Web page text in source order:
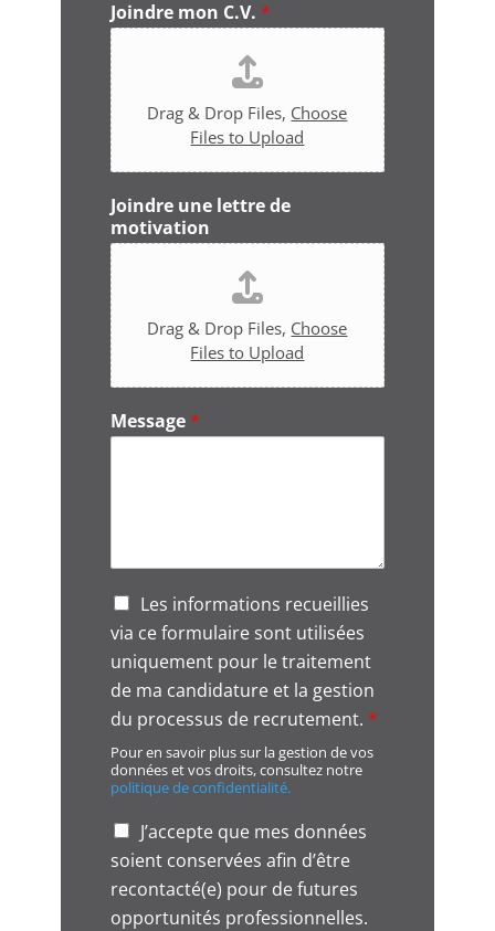
é
p
h
o
n
e
*
Joindre mon C.V. *
Drag & Drop Files, Choose
Files to Upload
Joindre une lettre de
motivation
Drag & Drop Files, Choose
Files to Upload
Message *
G
D
P
R
A
g
r
e
e
m
e
n
t
*
Les informations recueillies
via ce formulaire sont utilisées
uniquement pour le traitement
de ma candidature et la gestion
du processus de recrutement. *
Pour en savoir plus sur la gestion de vos
données et vos droits, consultez notre
politique de confidentialité.
o
p
o
r
J’accepte que mes données
soient conservées afin d’être
recontacté(e) pour de futures
opportunités professionnelles.